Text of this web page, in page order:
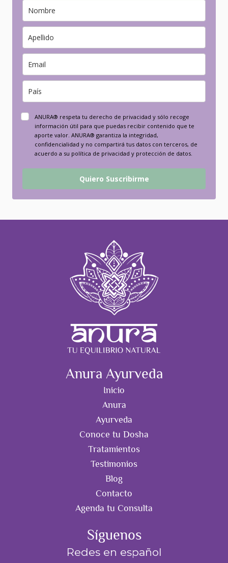
ANURA® respeta tu derecho de privacidad y sólo recoge
información útil para que puedas recibir contenido que te
aporte valor. ANURA® garantiza la integridad,
confidencialidad y no compartirá tus datos con terceros, de
acuerdo a su política de privacidad y protección de datos.
Quiero Suscribirme
Anura Ayurveda
Inicio
Anura
Ayurveda
Conoce tu Dosha
Tratamientos
Testimonios
Blog
Contacto
Agenda tu Consulta
Síguenos
Redes en español